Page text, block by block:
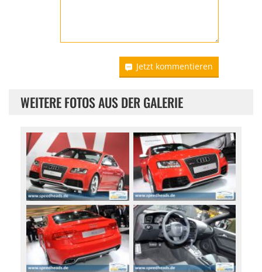
Jetzt kommentieren
WEITERE FOTOS AUS DER GALERIE